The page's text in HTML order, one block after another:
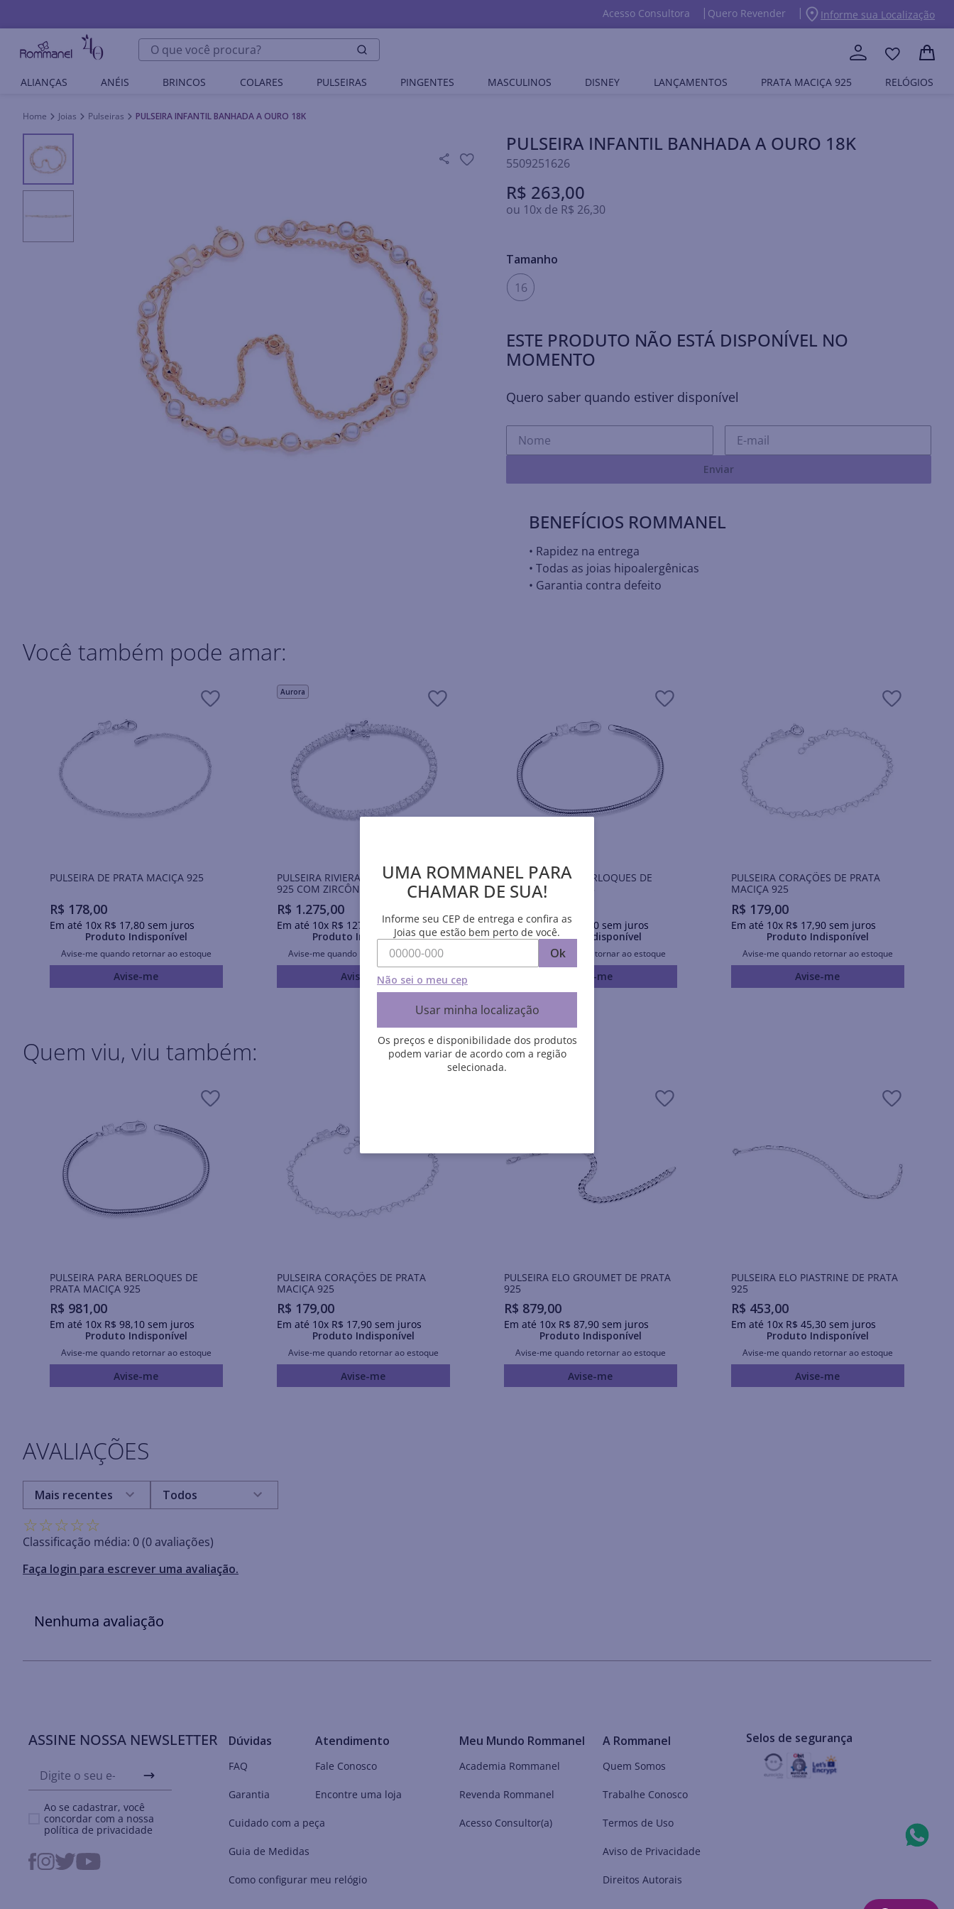
Acesso Consultora Quero Revender Informe sua Localização
O que você procura?
ALIANÇAS ANÉIS BRINCOS COLARES PULSEIRAS PINGENTES MASCULINOS DISNEY LANÇAMENTOS PRATA MACIÇA 925 RELÓGIOS
Joias Pulseiras PULSEIRA INFANTIL BANHADA A OURO 18K
PULSEIRA INFANTIL BANHADA A OURO 18K
5509251626
R$ 263,00
ou 10x de R$ 26,30
Tamanho
16
ESTE PRODUTO NÃO ESTÁ DISPONÍVEL NO
MOMENTO
Quero saber quando estiver disponível
Enviar
BENEFÍCIOS ROMMANEL
• Rapidez na entrega
• Todas as joias hipoalergênicas
• Garantia contra defeito
Você também pode amar:
PULSEIRA DE PRATA MACIÇA 925
R$ 178,00
Em até 10x R$ 17,80sem juros
Produto Indisponível
Avise-me quando retornar ao estoque
Avise-me
Aurora
PULSEIRA RIVIERA DE PRATA MACIÇA
925 COM ZIRCÔNIAS
R$ 1.275,00
Em até 10x R$ 127
sem juros
Produto Indisponível
Avise-me quando retornar ao estoque
Avise-me
PULSEIRA PARA BERLOQUES DE
PRATA MACIÇA 925
Em até10x R$ 10sem juros
Produto Indisponível
Avise-me quando retornar ao estoque
Avise-me
PULSEIRA CORAÇÕES DE PRATA
MACIÇA 925
R$ 179,00
Em até 10x R$ 17,90sem juros
Produto Indisponível
Avise-me quando retornar ao estoque
Avise-me
Quem viu, viu também:
PULSEIRA PARA BERLOQUES DE
PRATA MACIÇA 925
R$ 981,00
Em até 10x R$ 98,10sem juros
Produto Indisponível
Avise-me quando retornar ao estoque
Avise-me
PULSEIRA CORAÇÕES DE PRATA
MACIÇA 925
R$ 179,00
Em até 10x R$ 17,90sem juros
Produto Indisponível
Avise-me quando retornar ao estoque
Avise-me
PULSEIRA ELO GROUMET DE PRATA
925
R$ 879,00
Em até 10x R$ 87,90sem juros
Produto Indisponível
Avise-me quando retornar ao estoque
Avise-me
PULSEIRA ELO PIASTRINE DE PRATA
925
R$ 453,00
Em até 10x R$ 45,30sem juros
Produto Indisponível
Avise-me quando retornar ao estoque
Avise-me
AVALIAÇÕES
☆☆☆☆☆
Classificação média: 0(0 avaliações)
Faça login para escrever uma avaliação.
Mais recentes Todos
Nenhuma avaliação
ASSINE NOSSA NEWSLETTER
Ao se cadastrar, você
concordar com a nossa
política de privacidade
Dúvidas
FAQ
Garantia
Cuidado com a peça
Guia de Medidas
Como configurar meu relógio
Atendimento
Fale Conosco
Encontre uma loja
Meu Mundo Rommanel
Academia Rommanel
Revenda Rommanel
Acesso Consultor(a)
A Rommanel
Quem Somos
Trabalhe Conosco
Termos de Uso
Aviso de Privacidade
Direitos Autorais
Selos de segurança
UMA ROMMANEL PARA
CHAMAR DE SUA!
Informe seu CEP de entrega e confira as
Joias que estão bem perto de você.
Ok
Não sei o meu cep
Usar minha localização
Os preços e disponibilidade dos produtos
podem variar de acordo com a região
selecionada.